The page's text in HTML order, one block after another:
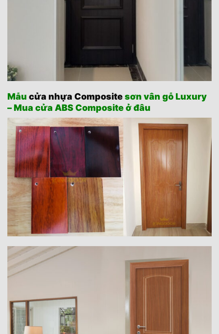
Mẫu cửa nhựa Compositesơn vân gỗ Luxury
– Mua cửa ABS Composite ở đâu